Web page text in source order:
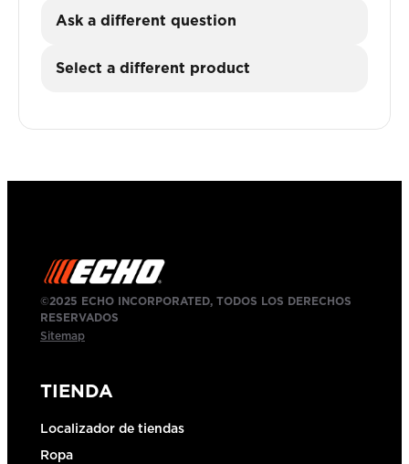
Ask a different question
Select a different product
©2025 ECHO INCORPORATED, TODOS LOS DERECHOS
RESERVADOS
Sitemap
TIENDA
Localizador de tiendas
Ropa